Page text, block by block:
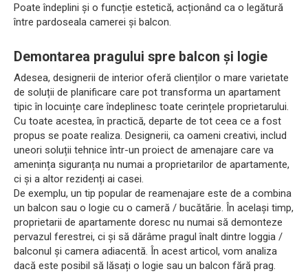
Poate îndeplini și o funcție estetică, acționând ca o legătură
între pardoseala camerei și balcon.
Demontarea pragului spre balcon și logie
Adesea, designerii de interior oferă clienților o mare varietate
de soluții de planificare care pot transforma un apartament
tipic în locuințe care îndeplinesc toate cerințele proprietarului.
Cu toate acestea, în practică, departe de tot ceea ce a fost
propus se poate realiza. Designerii, ca oameni creativi, includ
uneori soluții tehnice într-un proiect de amenajare care va
amenința siguranța nu numai a proprietarilor de apartamente,
ci și a altor rezidenți ai casei.
De exemplu, un tip popular de reamenajare este de a combina
un balcon sau o logie cu o cameră / bucătărie. În același timp,
proprietarii de apartamente doresc nu numai să demonteze
pervazul ferestrei, ci și să dărâme pragul înalt dintre loggia /
balconul și camera adiacentă. În acest articol, vom analiza
dacă este posibil să lăsați o logie sau un balcon fără prag.